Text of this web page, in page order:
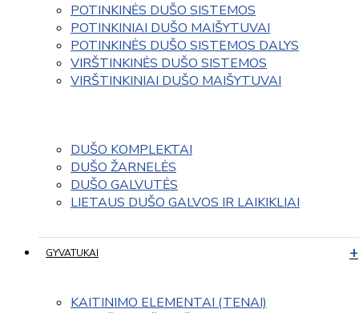
POTINKINĖS DUŠO SISTEMOS
POTINKINIAI DUŠO MAIŠYTUVAI
POTINKINĖS DUŠO SISTEMOS DALYS
VIRŠTINKINĖS DUŠO SISTEMOS
VIRŠTINKINIAI DUŠO MAIŠYTUVAI
DUŠO KOMPLEKTAI
DUŠO ŽARNELĖS
DUŠO GALVUTĖS
LIETAUS DUŠO GALVOS IR LAIKIKLIAI
GYVATUKAI
KAITINIMO ELEMENTAI (TENAI)